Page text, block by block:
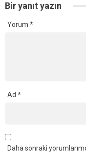
Bir yanıt yazın
Yorum *
Ad *
Daha sonraki